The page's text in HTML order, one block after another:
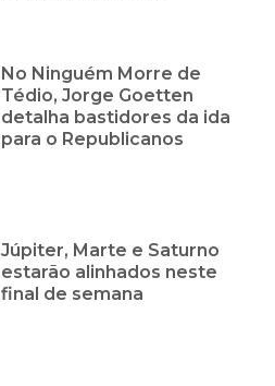
No Ninguém Morre de
Tédio, Jorge Goetten
detalha bastidores da ida
para o Republicanos
Júpiter, Marte e Saturno
estarão alinhados neste
final de semana